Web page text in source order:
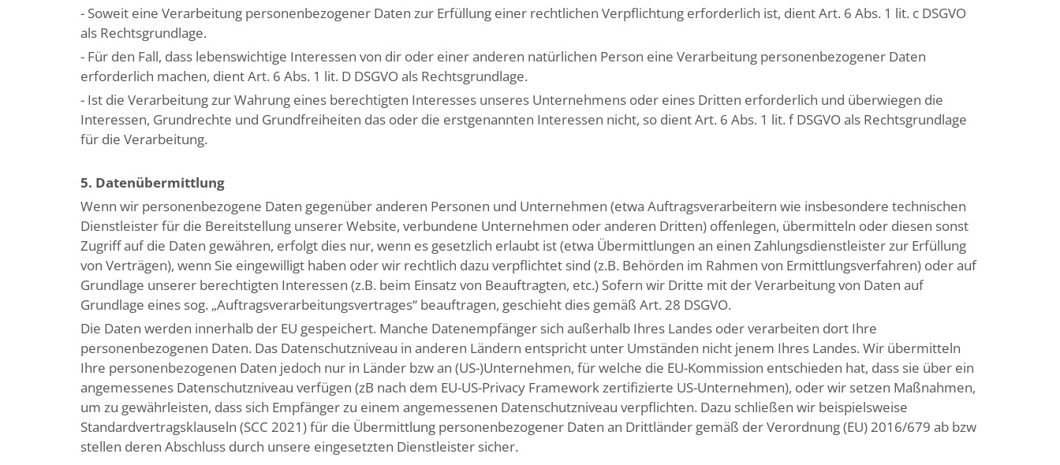
- Soweit eine Verarbeitung personenbezogener Daten zur Erfüllung einer rechtlichen Verpflichtung erforderlich ist, dient Art. 6 Abs. 1 lit. c DSGVO
als Rechtsgrundlage.
- Für den Fall, dass lebenswichtige Interessen von dir oder einer anderen natürlichen Person eine Verarbeitung personenbezogener Daten
erforderlich machen, dient Art. 6 Abs. 1 lit. D DSGVO als Rechtsgrundlage.
- Ist die Verarbeitung zur Wahrung eines berechtigten Interesses unseres Unternehmens oder eines Dritten erforderlich und überwiegen die
Interessen, Grundrechte und Grundfreiheiten das oder die erstgenannten Interessen nicht, so dient Art. 6 Abs. 1 lit. f DSGVO als Rechtsgrundlage
für die Verarbeitung.
5. Datenübermittlung
Wenn wir personenbezogene Daten gegenüber anderen Personen und Unternehmen (etwa Auftragsverarbeitern wie insbesondere technischen
Dienstleister für die Bereitstellung unserer Website, verbundene Unternehmen oder anderen Dritten) offenlegen, übermitteln oder diesen sonst
Zugriff auf die Daten gewähren, erfolgt dies nur, wenn es gesetzlich erlaubt ist (etwa Übermittlungen an einen Zahlungsdienstleister zur Erfüllung
von Verträgen), wenn Sie eingewilligt haben oder wir rechtlich dazu verpflichtet sind (z.B. Behörden im Rahmen von Ermittlungsverfahren) oder auf
Grundlage unserer berechtigten Interessen (z.B. beim Einsatz von Beauftragten, etc.) Sofern wir Dritte mit der Verarbeitung von Daten auf
Grundlage eines sog. „Auftragsverarbeitungsvertrages“ beauftragen, geschieht dies gemäß Art. 28 DSGVO.
Die Daten werden innerhalb der EU gespeichert. Manche Datenempfänger sich außerhalb Ihres Landes oder verarbeiten dort Ihre
personenbezogenen Daten. Das Datenschutzniveau in anderen Ländern entspricht unter Umständen nicht jenem Ihres Landes. Wir übermitteln
Ihre personenbezogenen Daten jedoch nur in Länder bzw an (US-)Unternehmen, für welche die EU-Kommission entschieden hat, dass sie über ein
angemessenes Datenschutzniveau verfügen (zB nach dem EU-US-Privacy Framework zertifizierte US-Unternehmen), oder wir setzen Maßnahmen,
um zu gewährleisten, dass sich Empfänger zu einem angemessenen Datenschutzniveau verpflichten. Dazu schließen wir beispielsweise
Standardvertragsklauseln (SCC 2021) für die Übermittlung personenbezogener Daten an Drittländer gemäß der Verordnung (EU) 2016/679 ab bzw
stellen deren Abschluss durch unsere eingesetzten Dienstleister sicher.